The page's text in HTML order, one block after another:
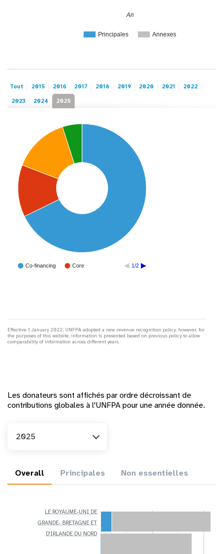
Principales Annexes
An
Tout 2015 2016 2017 2018 2019 2020 2021 2022
2023 2024 2025
Co-financing Core 1/2
Effective 1 January 2022, UNFPA adopted a new revenue recognition policy; however, for
the purposes of this website, information is presented based on previous policy to allow
comparability of information across different years.
Les donateurs sont affichés par ordre décroissant de
contributions globales à l'UNFPA pour une année donnée.
2025
Overall Principales Non essentielles
LE ROYAUME-UNI DE
GRANDE- BRETAGNE ET
D'IRLANDE DU NORD